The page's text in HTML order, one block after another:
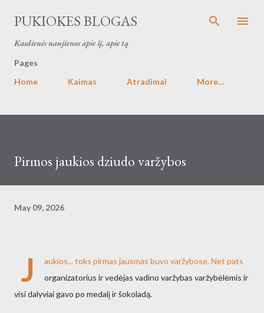
Skip to main content
PUKIOKES BLOGAS
Kasdienės naujienos apie šį, apie tą
Pages
Home
Kaimas Atradimai More…
Pirmos jaukios dziudo varžybos
May 09, 2026
J
aukios... toks pirmas jausmas buvo varžybose. Net pats
organizatorius ir vedėjas vadino varžybas varžybėlėmis ir
visi dalyviai gavo po medalį ir šokoladą.